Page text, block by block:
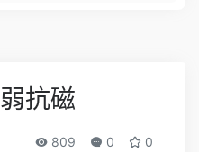
抗磁
809 0 0